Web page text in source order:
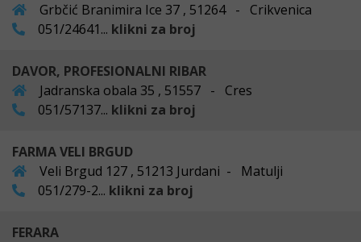
Grbčić Branimira Ice 37 , 51264 - Crikvenica
051/24641... klikni za broj
DAVOR, PROFESIONALNI RIBAR
Jadranska obala 35 , 51557 - Cres
051/57137... klikni za broj
FARMA VELI BRGUD
Veli Brgud 127 , 51213 Jurdani - Matulji
051/279-2... klikni za broj
FERARA